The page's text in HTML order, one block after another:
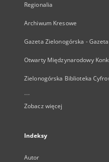
Regionalia
Archiwum Kresowe
Gazeta Zielonogórska -
Otwarty Międzynarodowy
Zielonogórska Biblioteka
...
Zobacz więcej
Indeksy
Autor